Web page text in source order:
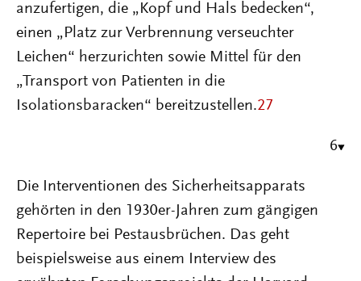
anzufertigen, die „Kopf und Hals bedecken“,
einen „Platz zur Verbrennung verseuchter
Leichen“ herzurichten sowie Mittel für den
„Transport von Patienten in die
Isolationsbaracken“ bereitzustellen.27
6
Die Interventionen des Sicherheitsapparats
gehörten in den 1930er-Jahren zum gängigen
Repertoire bei Pestausbrüchen. Das geht
beispielsweise aus einem Interview des